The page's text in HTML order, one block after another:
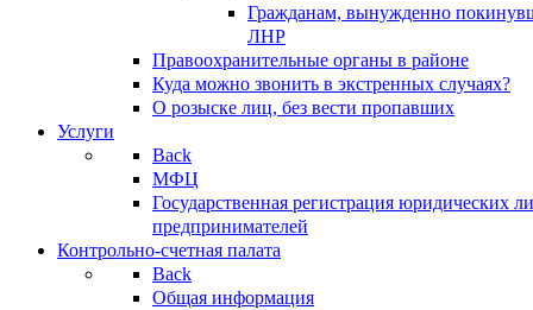
Гражданам, вынужденно
ЛНР
Правоохранительные органы в районе
Куда можно звонить в экстренных случаях?
О розыске лиц, без вести пропавших
Услуги
Back
МФЦ
Государственная регистрация юридических
предпринимателей
Контрольно-счетная палата
Back
Общая информация